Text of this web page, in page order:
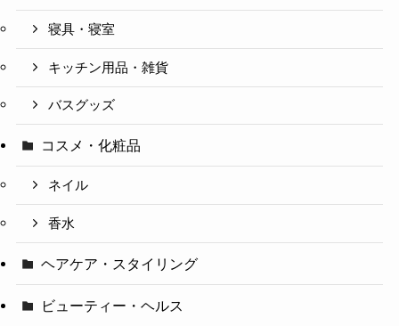
寝具・寝室
キッチン用品・雑貨
バスグッズ
コスメ・化粧品
ネイル
香水
ヘアケア・スタイリング
ビューティー・ヘルス